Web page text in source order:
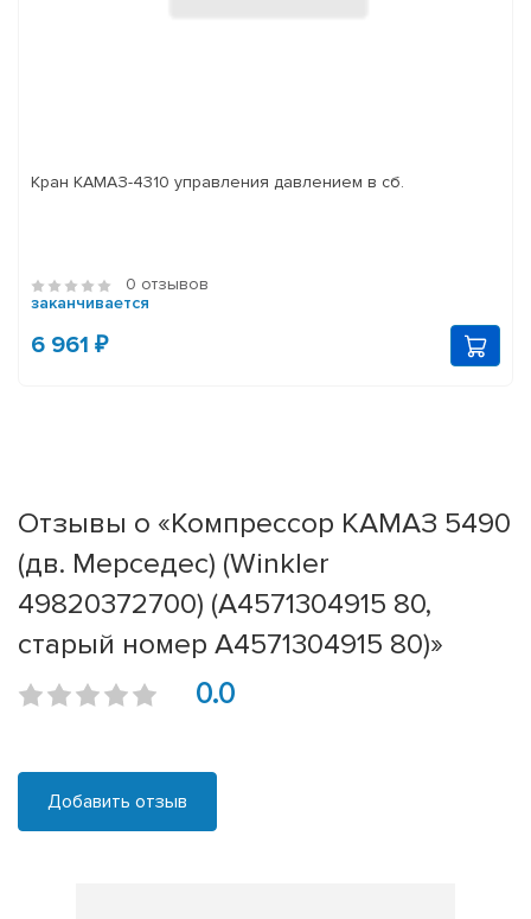
Кран КАМАЗ-4310 управления давлением в сб.
0 отзывов
заканчивается
6 961 ₽
Отзывы о «Компрессор КАМАЗ 5490
(дв. Мерседес) (Winkler
49820372700) (A4571304915 80,
старый номер A4571304915 80)»
0.0
Добавить отзыв